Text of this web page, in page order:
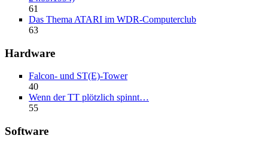
61
Das Thema ATARI im WDR-Computerclub
63
Hardware
Falcon- und ST(E)-Tower
40
Wenn der TT plötzlich spinnt…
55
Software